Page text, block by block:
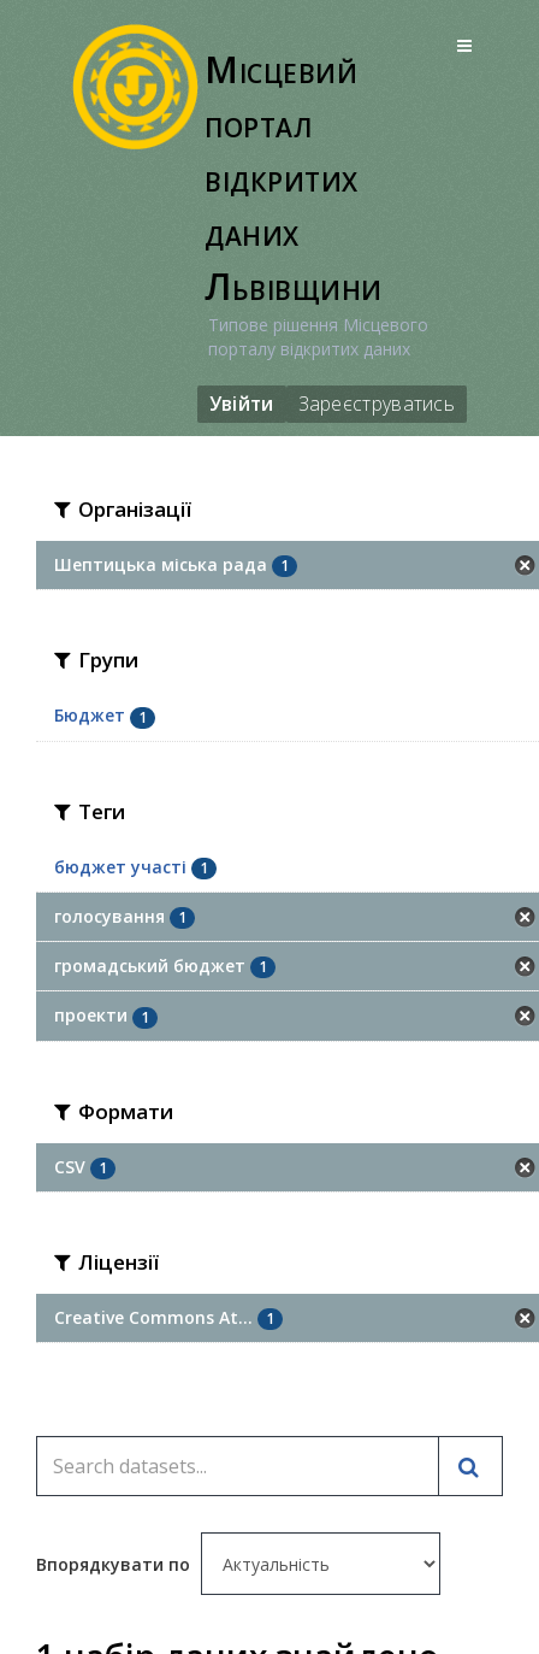
Місцевий
портал
відкритих
даних
Львівщини
Типове рішення Місцевого
порталу відкритих даних
Увійти Зареєструватись
Організації
Шептицька міська рада 1
Групи
Бюджет 1
Теги
бюджет участі 1
голосування 1
громадський бюджет 1
проекти 1
Формати
CSV 1
Ліцензії
Creative Commons At... 1
Впорядкувати по